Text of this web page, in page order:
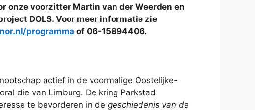
onze voorzitter Martin van der Weerden en
DOLS. Voor meer informatie zie
programma of 06-15894406.
actief in de voormalige Oostelijke-
die van Limburg. De kring Parkstad
te bevorderen in de geschiedenis van de